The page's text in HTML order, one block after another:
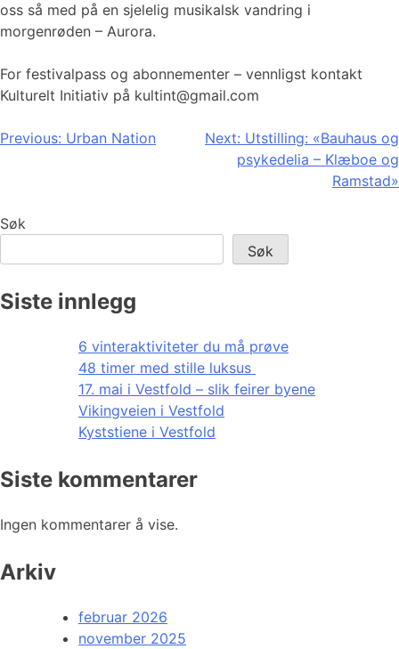
oss så med på en sjelelig musikalsk vandring i
morgenrøden – Aurora.
For festivalpass og abonnementer – vennligst kontakt
Kulturelt Initiativ på kultint@gmail.com
Innleggsnavigasjon
Previous: Urban Nation Next: Utstilling: «Bauhaus og
psykedelia – Klæboe og
Ramstad»
Søk
Søk
Siste innlegg
6 vinteraktiviteter du må prøve
48 timer med stille luksus
17. mai i Vestfold – slik feirer byene
Vikingveien i Vestfold
Kyststiene i Vestfold
Siste kommentarer
Ingen kommentarer å vise.
Arkiv
februar 2026
november 2025